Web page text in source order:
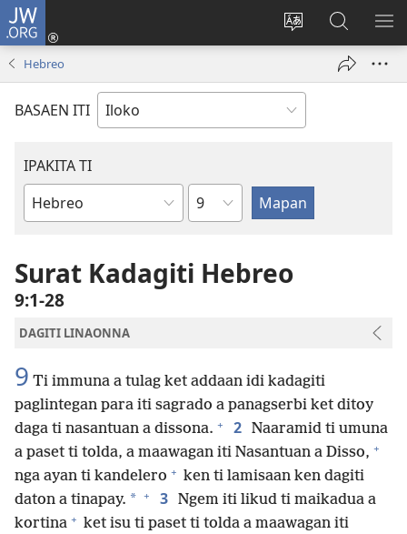
JW.ORG
Baliwan
lengguahe
ti
site
Ag-
log
(manglukat
iti
Agbirok
iti
JW.ORG
Hebreo
BASAEN ITI
IPAKITA TI
Libro
Biblia
Kapitulo
Surat Kadagiti Hebreo
9:1-28
DAGITI LINAONNA
9 Ti immuna a tulag ket addaan idi kadagiti
paglintegan para iti sagrado a panagserbi ket ditoy
daga ti nasantuan a dissona. + 2 Naaramid ti umuna
a paset ti tolda, a maawagan iti Nasantuan a Disso, +
nga ayan ti kandelero + ken ti lamisaan ken dagiti
daton a tinapay. * + 3 Ngem iti likud ti maikadua a
kortina + ket isu ti paset ti tolda a maawagan iti